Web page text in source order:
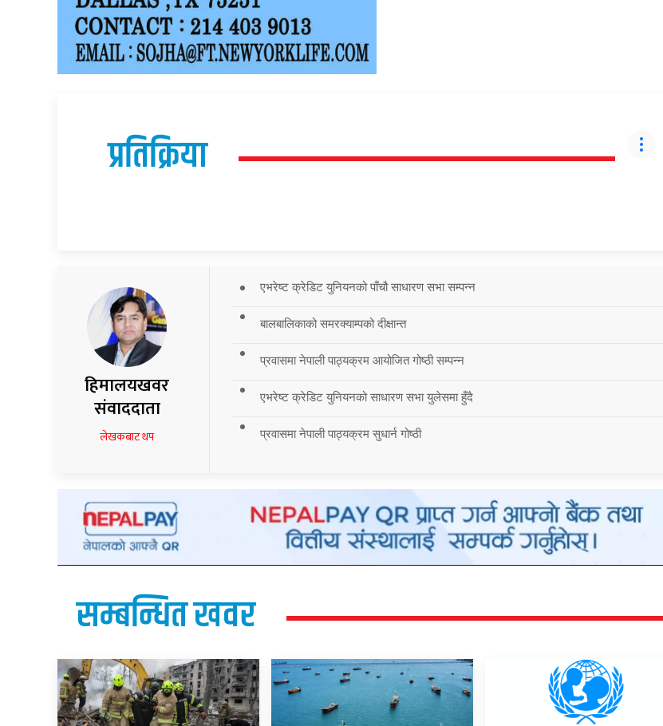
प्रतिक्रिया
हिमालयखवर
संवाददाता
लेखकबाट थप
एभरेष्ट क्रेडिट युनियनको पाँचौ साधारण सभा सम्पन्न
बालबालिकाको समरक्याम्पको दीक्षान्त
प्रवासमा नेपाली पाठ्यक्रम आयोजित गोष्ठी सम्पन्न
एभरेष्ट क्रेडिट युनियनको साधारण सभा युलेसमा हुँदै
प्रवासमा नेपाली पाठ्यक्रम सुधार्न गोष्ठी
सम्बन्धित खवर